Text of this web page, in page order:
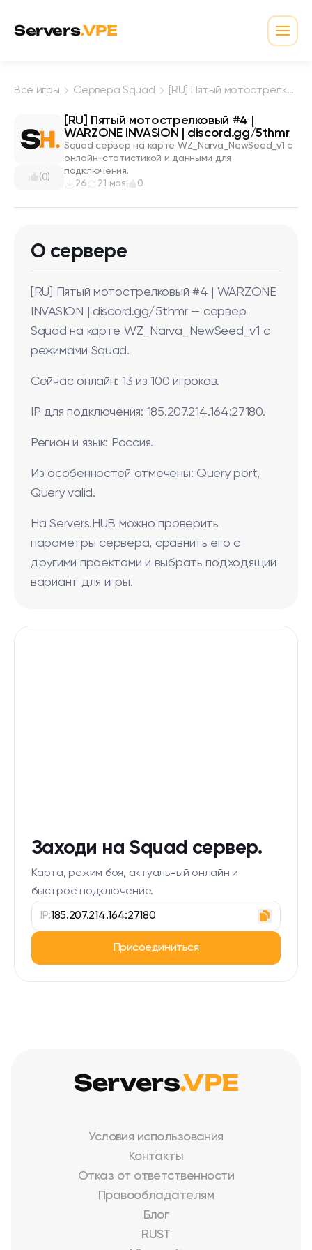
Servers.VPE
Все игры Сервера Squad [RU] Пятый мотострелковый #4 | WARZONE INVASION | discord.gg/5thmr
(0)
[RU] Пятый мотострелковый #4 |
WARZONE INVASION | discord.gg/5thmr
Squad сервер на карте WZ_Narva_NewSeed_v1 с
онлайн-статистикой и данными для
подключения.
26
21 мая 0
О сервере
[RU] Пятый мотострелковый #4 | WARZONE
INVASION | discord.gg/5thmr — сервер
Squad на карте WZ_Narva_NewSeed_v1 с
режимами Squad.
Сейчас онлайн: 13 из 100 игроков.
IP для подключения: 185.207.214.164:27180.
Регион и язык: Россия.
Из особенностей отмечены: Query port,
Query valid.
На Servers.HUB можно проверить
параметры сервера, сравнить его с
другими проектами и выбрать подходящий
вариант для игры.
Заходи на Squad сервер.
Карта, режим боя, актуальный онлайн и
быстрое подключение.
IP:185.207.214.164:27180
Присоединиться
Условия использования
Контакты
Отказ от ответственности
Правообладателям
Блог
RUST
Servers.VPE